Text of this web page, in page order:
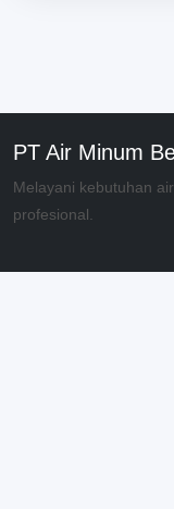
PT Air Minum
Melayani kebutuhan
profesional.